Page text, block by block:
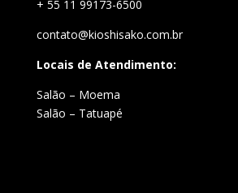
+ 55 11 99173-6500
contato@kioshisako.com.br
Locais de Atendimento:
Salão – Moema
Salão – Tatuapé